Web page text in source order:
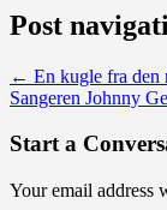
Post
← En kugle fra den
Sangeren Johnny
Start a
Your email address